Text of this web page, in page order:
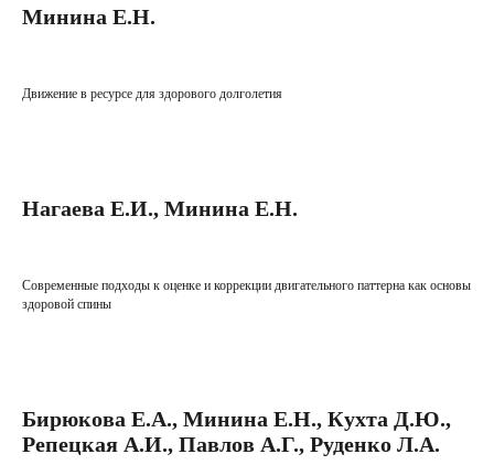
Минина Е.Н.
Движение в ресурсе для здорового долголетия
Нагаева Е.И., Минина Е.Н.
Современные подходы к оценке и коррекции двигательного паттерна как основы
здоровой спины
Бирюкова Е.А., Минина Е.Н., Кухта Д.Ю.,
Репецкая А.И., Павлов А.Г., Руденко Л.А.